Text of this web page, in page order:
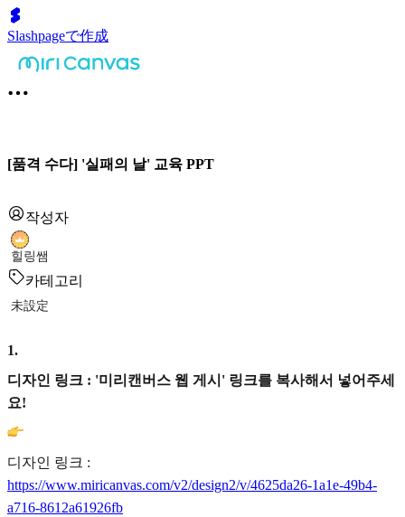
Slashpageで作成
[품격 수다] '실패의 날' 교육 PPT
작성자
힐링쌤
카테고리
未設定
1.
디자인 링크 : '미리캔버스 웹 게시' 링크를 복사해서 넣어주세
요!
디자인 링크 :
https://www.miricanvas.com/v2/design2/v/4625da26-1a1e-49b4-
a716-8612a61926fb